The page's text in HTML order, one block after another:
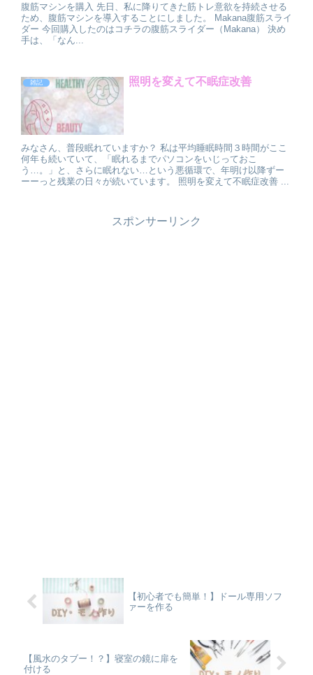
腹筋マシンを購入 先日、私に降りてきた筋トレ意欲を持続させる
ため、腹筋マシンを導入することにしました。 Makana腹筋スライ
ダー 今回購入したのはコチラの腹筋スライダー（Makana） 決め
手は、「なん...
雑記 照明を変えて不眠症改善
みなさん、普段眠れていますか？ 私は平均睡眠時間３時間がここ
何年も続いていて、「眠れるまでパソコンをいじっておこ
う…。」と、さらに眠れない…という悪循環で、年明け以降ずー
ーーっと残業の日々が続いています。 照明を変えて不眠症改善 ...
スポンサーリンク
【初心者でも簡単！】ドール専用ソフ
ァーを作る
【風水のタブー！？】寝室の鏡に扉を
付ける